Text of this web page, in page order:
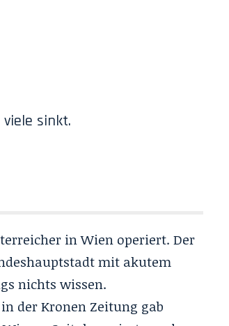
sinkt.
in Wien operiert. Der
mit akutem
nichts wissen.
der Kronen Zeitung gab